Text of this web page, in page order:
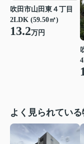
吹田市山田東４丁目
2LDK (59.50㎡)
13.2万円
よく見られてい